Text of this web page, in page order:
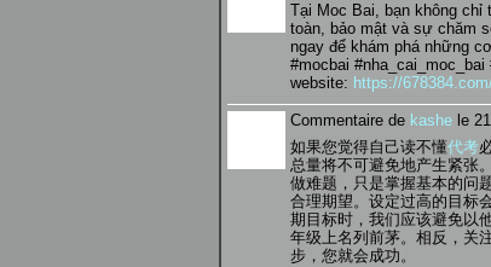
Tại Moc Bai, bạn không
toàn, bảo mật và sự chăm
ngay để khám phá những
#mocbai #nha_cai_moc_bai
website: https://
Commentaire de kashe le
如果您觉得自己读不懂代考
总量将不可避免地产生紧张
做难题，只是掌握基本的问
合理期望。设定过高的目标
期目标时，我们应该避免以
年级上名列前茅。相反，关
步，您就会成功。